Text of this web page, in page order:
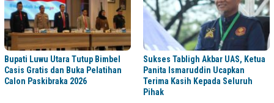
Bupati Luwu Utara Tutup Bimbel
Casis Gratis dan Buka Pelatihan
Calon Paskibraka 2026
Sukses Tabligh Akbar UAS, Ketua
Panita Ismaruddin Ucapkan
Terima Kasih Kepada Seluruh
Pihak